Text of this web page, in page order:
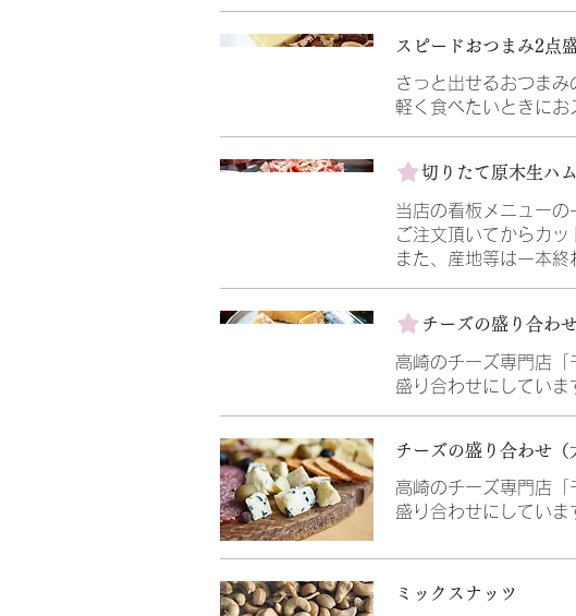
スピードおつまみ2点
さっと出せるおつま
軽く食べたいときにお
切りたて原木生ハム
当店の看板メニューの
ご注文頂いてからカッ
また、産地等は一本終
チーズの盛り合わ
高崎のチーズ専門店
盛り合わせにしていま
チーズの盛り合わせ（
高崎のチーズ専門店
盛り合わせにしていま
ミックスナッツ